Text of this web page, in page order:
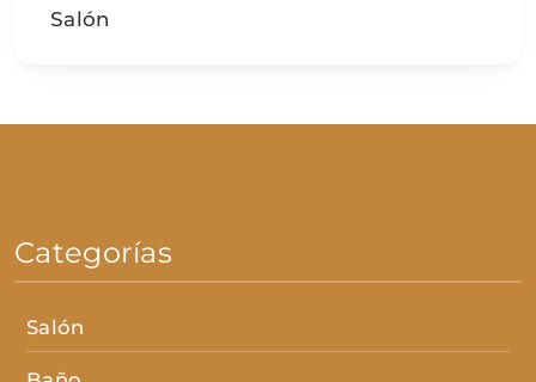
Salón
Categorías
Salón